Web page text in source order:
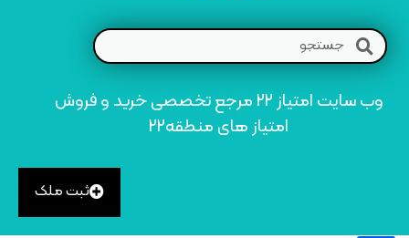
وب سایت امتیاز 22 مرجع تخصصی خرید و فروش
امتیاز های منطقه22
ثبت ملک